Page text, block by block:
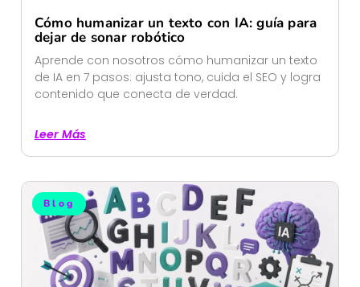
Cómo humanizar un texto con IA: guía para
dejar de sonar robótico
Aprende con nosotros cómo humanizar un texto
de IA en 7 pasos: ajusta tono, cuida el SEO y logra
contenido que conecta de verdad.
Leer Más
Blog